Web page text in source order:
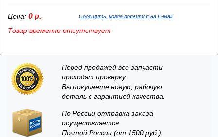
Цена: 0 р. Сообщить, когда появится на E-Mail
Товар временно отсутствует
Перед продажей все запчасти
проходят проверку.
Вы покупаете новую, рабочую
деталь с гарантией качества.
По России отправка заказа
осуществляется
Почтой России (от 1500 руб.).